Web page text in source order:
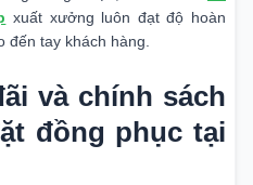
xuất xưởng luôn đạt độ hoàn
đến tay khách hàng.
và chính sách
đồng phục tại